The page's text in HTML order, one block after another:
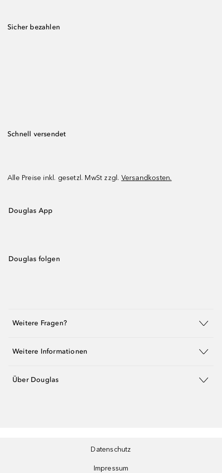
Sicher bezahlen
Schnell versendet
Alle Preise inkl. gesetzl. MwSt zzgl. Versandkosten.
Douglas App
Douglas folgen
Weitere Fragen?
Weitere Informationen
Über Douglas
Datenschutz
Impressum